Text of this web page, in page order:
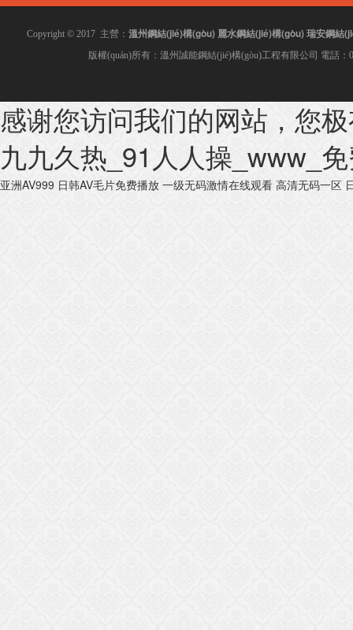
Copyright © 2017 主營： 溫州鋼結(jié)構(gòu) 麗水鋼結(jié)構(gòu)瑞安鋼結
版權(quán)所有：溫州誠能鋼結(jié)構(gòu)工程有限公司 電話：
感谢您访问我们的网站，您
九九久热_91人人操_www_
亚洲AV999 日韩AV毛片免费播放 一级无码激情在线观看 高清无码一区